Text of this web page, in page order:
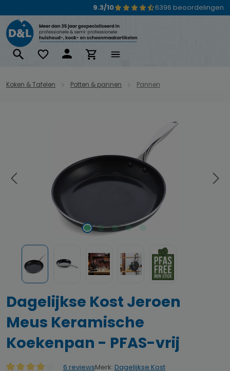
9.3/10 6396 beoordelingen
Koken & Tafelen Potten & pannen Pannen
Dagelijkse Kost Jeroen
Meus Keramische
Koekenpan - PFAS-vrij
6 reviewsMerk: Dagelijkse Kost